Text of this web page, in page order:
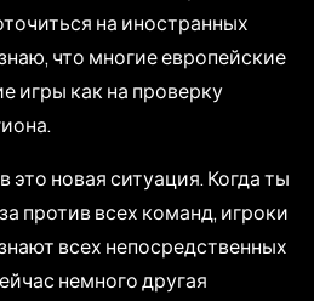
на иностранных
что многие европейские
игры как на проверку
это новая ситуация. Когда ты
против всех команд, игроки
всех непосредственных
немного другая